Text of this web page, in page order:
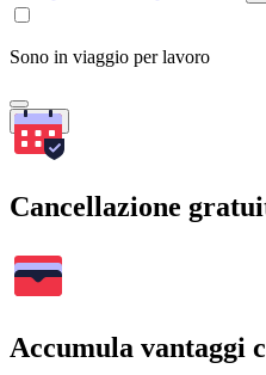
Sono in viaggio per lavoro
Cerca
Cancellazione
Accumula vantaggi